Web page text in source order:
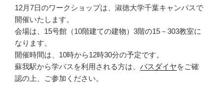
12月7日のワークショップは、淑徳大学千葉キャンパスで
開催いたします。
会場は、15号館（10階建ての建物）3階の15－303教室に
なります。
開催時間は、10時から12時30分の予定です。
蘇我駅から学バスを利用される方は、 バスダイヤをご確
認の上、ご参加ください。